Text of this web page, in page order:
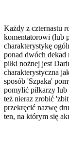
Każdy z czternastu
komentatorowi (lub
charakterystykę
ponad dwóch dekad
piłki nożnej jest
charakterystyczna
sposób 'Szpaka'
pomylić piłkarzy
też nieraz zrobić
przekręcić nazwę
ten, na którym się